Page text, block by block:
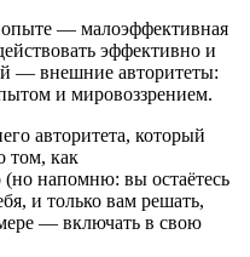
опыте — малоэффективная
эффективно и
— внешние авторитеты:
и мировоззрением.
авторитета, который
том, как
(но напомню: вы остаётесь
и только вам решать,
— включать в свою